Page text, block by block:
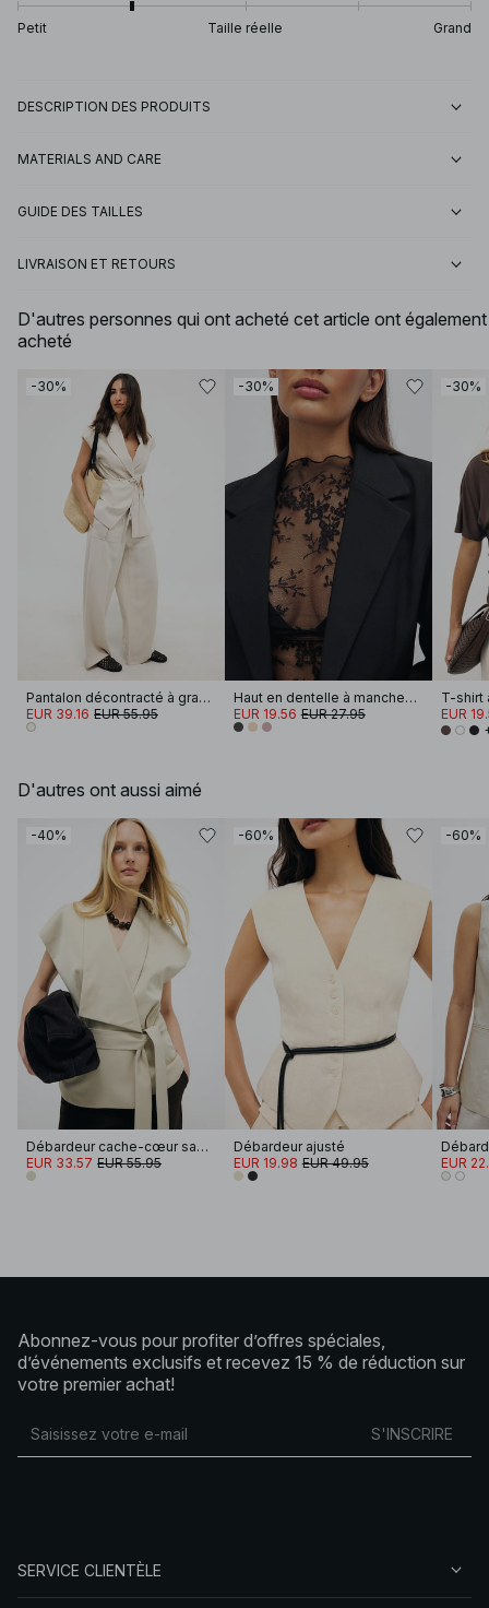
Petit Taille réelle Grand
DESCRIPTION DES PRODUITS
MATERIALS AND CARE
GUIDE DES TAILLES
LIVRAISON ET RETOURS
D'autres personnes qui ont acheté cet article ont également
acheté
-30%
Pantalon décontracté à grandes poches
EUR 39.16 EUR 55.95
-30%
Haut en dentelle à manches longues
EUR 19.56 EUR 27.95
-30%
T-shirt
EUR
D'autres ont aussi aimé
-40%
Débardeur cache-cœur sans manches
EUR 33.57 EUR 55.95
-60%
Débardeur ajusté
EUR 19.98 EUR 49.95
-60%
EUR
Abonnez-vous pour profiter d’offres spéciales,
d’événements exclusifs et recevez 15 % de réduction sur
votre premier achat!
S'INSCRIRE
SERVICE CLIENTÈLE